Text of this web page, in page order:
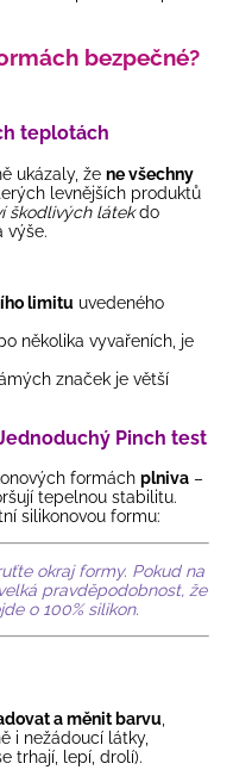
bezpečné?
teplotách
ukázaly, že ne všechny
levnějších produktů
škodlivých látekdo
výše.
limitu uvedeného
několika vyvařeních, je
značek je větší
Pinch test
formách plniva –
tepelnou stabilitu.
silikonovou formu:
okraj formy. Pokud na
pravděpodobnost, že
o 100% silikon.
a měnit barvu,
i nežádoucí látky,
trhají, lepí, drolí).